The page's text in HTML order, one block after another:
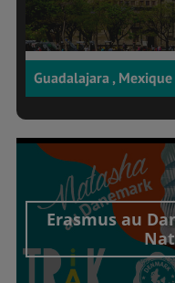
Guadalajara , Mexique
Erasmus au